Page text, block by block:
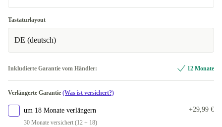
256 GB
In anderen Kombinationen verfügbar
512 GB
Tastaturlayout
DE (deutsch)
Inkludierte Garantie vom Händler: 12 Monate
Verlängerte Garantie (Was ist versichert?)
um 18 Monate verlängern
30 Monate versichert (12 + 18)
+29,99 €